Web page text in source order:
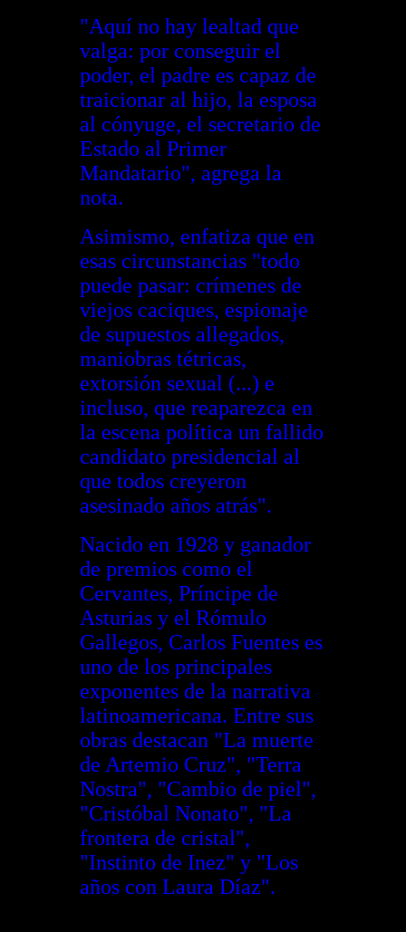
"Aquí no hay lealtad que
valga: por conseguir el
poder, el padre es capaz de
traicionar al hijo, la esposa
al cónyuge, el secretario de
Estado al Primer
Mandatario", agrega la
nota.
Asimismo, enfatiza que en
esas circunstancias "todo
puede pasar: crímenes de
viejos caciques, espionaje
de supuestos allegados,
maniobras tétricas,
extorsión sexual (...) e
incluso, que reaparezca en
la escena política un fallido
candidato presidencial al
que todos creyeron
asesinado años atrás".
Nacido en 1928 y ganador
de premios como el
Cervantes, Príncipe de
Asturias y el Rómulo
Gallegos, Carlos Fuentes es
uno de los principales
exponentes de la narrativa
latinoamericana. Entre sus
obras destacan "La muerte
de Artemio Cruz", "Terra
Nostra", "Cambio de piel",
"Cristóbal Nonato", "La
frontera de cristal",
"Instinto de Inez" y "Los
años con Laura Díaz".